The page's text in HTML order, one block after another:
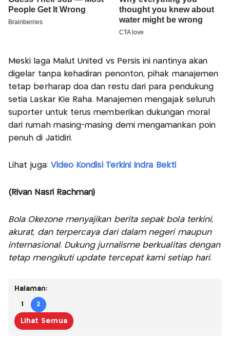
Meski laga Malut United vs Persis ini nantinya akan
digelar tanpa kehadiran penonton, pihak manajemen
tetap berharap doa dan restu dari para pendukung
setia Laskar Kie Raha. Manajemen mengajak seluruh
suporter untuk terus memberikan dukungan moral
dari rumah masing-masing demi mengamankan poin
penuh di Jatidiri.
Lihat juga: Video Kondisi Terkini Indra Bekti
(Rivan Nasri Rachman)
Bola Okezone menyajikan berita sepak bola terkini,
akurat, dan terpercaya dari dalam negeri maupun
internasional. Dukung jurnalisme berkualitas dengan
tetap mengikuti update tercepat kami setiap hari.
Halaman:
1 2
Lihat Semua